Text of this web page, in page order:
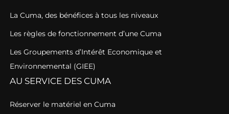
La Cuma, des bénéfices à tous les niveaux
Les règles de fonctionnement d’une Cuma
Les Groupements d’Intérêt Economique et
Environnemental (GIEE)
AU SERVICE DES CUMA
Réserver le matériel en Cuma